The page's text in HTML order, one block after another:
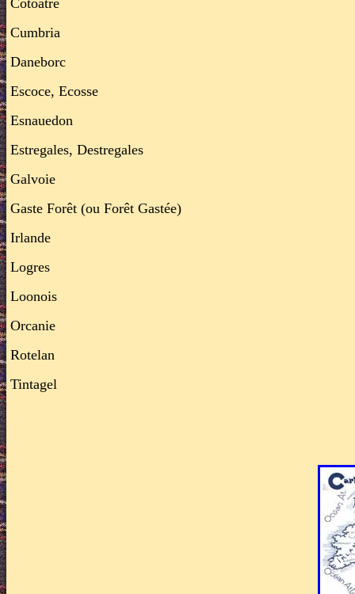
Cotoatre
Cumbria
Daneborc
Escoce, Ecosse
Esnauedon
Estregales, Destregales
Galvoie
Gaste Forêt (ou Forêt Gastée)
Irlande
Logres
Loonois
Orcanie
Rotelan
Tintagel